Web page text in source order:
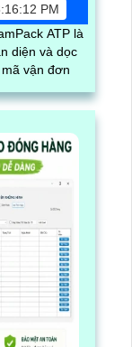
PM
ATP là
diện và dọc
vận đơn